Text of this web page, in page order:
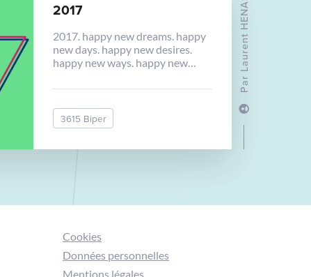
Par
Laurent HENAFF
2017
2017. happy new dreams. happy
new days. happy new desires.
happy new ways. happy new
3615 Biper
Cookies
Données personnelles
Mentions légales